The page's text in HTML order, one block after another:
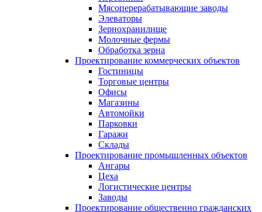
Мясоперерабатывающие заводы
Элеваторы
Зернохранилище
Молочные фермы
Обработка зерна
Проектирование коммерческих объектов
Гостиницы
Торговые центры
Офисы
Магазины
Автомойки
Парковки
Гаражи
Склады
Проектирование промышленных объектов
Ангары
Цеха
Логистические центры
Заводы
Проектирование общественно гражданских